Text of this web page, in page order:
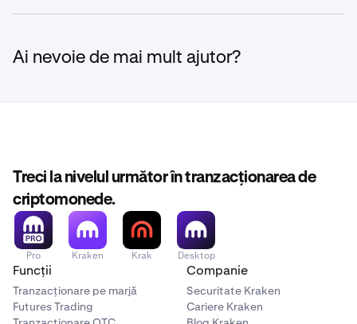
Cum să depui USD folosind SWIFT pe Kraken
Ai nevoie de mai mult ajutor?
Treci la nivelul următor în tranzacționarea de
criptomonede.
Pro Kraken Krak Desktop
Funcții
Tranzacționare pe marjă
Futures Trading
Companie
Securitate Kraken
Cariere Kraken